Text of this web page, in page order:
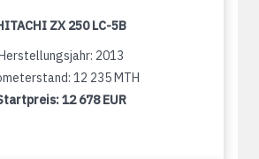
ZX 250 LC-5B
2013
12 235 MTH
12 678 EUR